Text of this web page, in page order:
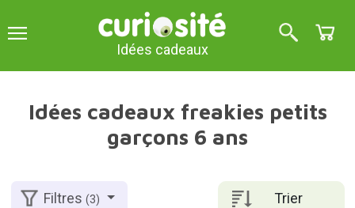
Idées cadeaux
Idées cadeaux freakies petits
garçons 6 ans
Trier
Filtres(3)